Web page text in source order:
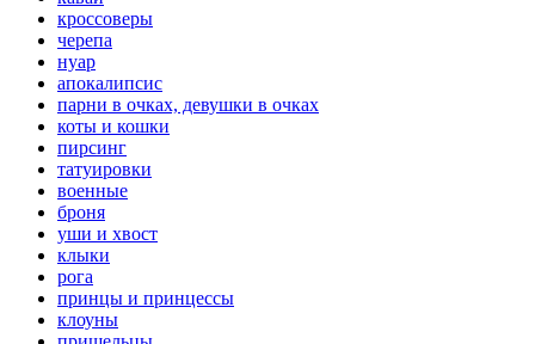
кроссоверы
черепа
нуар
апокалипсис
парни в очках, девушки в очках
коты и кошки
пирсинг
татуировки
военные
броня
уши и хвост
клыки
рога
принцы и принцессы
клоуны